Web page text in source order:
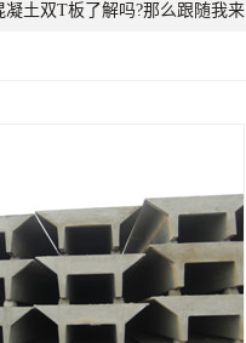
凝土双T板了解吗?那么跟随我来